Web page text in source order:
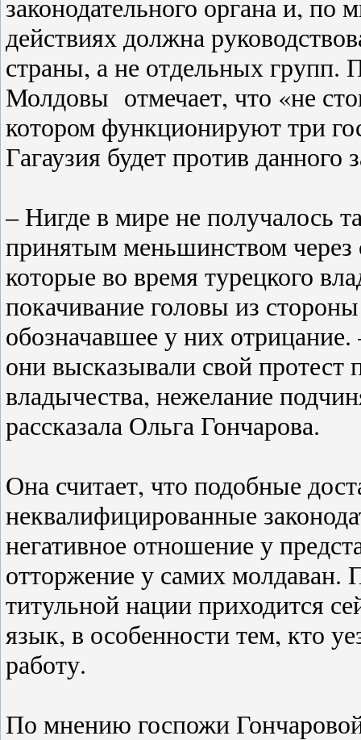
законодательного органа и,
действиях должна
страны, а не отдельных групп.
Молдовы отмечает, что «не
котором функционируют три
Гагаузия будет против данного
– Нигде в мире не получалось
принятым меньшинством
которые во время турецкого
покачивание головы из
обозначавшее у них
они высказывали свой протест
владычества, нежелание
рассказала Ольга Гончарова.
Она считает, что подобные
неквалифицированные
негативное отношение у
отторжение у самих молдаван.
титульной нации приходится
язык, в особенности тем, кто
работу.
По мнению госпожи